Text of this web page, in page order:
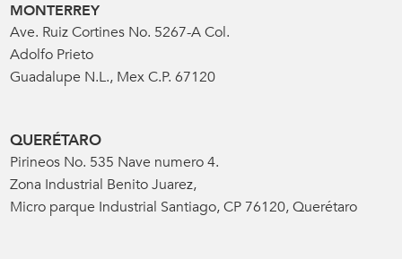
MONTERREY
Ave. Ruiz Cortines No. 5267-A Col.
Adolfo Prieto
Guadalupe N.L., Mex C.P. 67120
QUERÉTARO
Pirineos No. 535 Nave numero 4.
Zona Industrial Benito Juarez,
Micro parque Industrial Santiago, CP 76120, Querétaro